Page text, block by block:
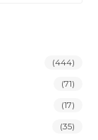
(444)
(71)
(17)
(35)